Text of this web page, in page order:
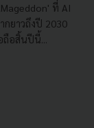
ที่ AI
กยาวถึงปี 2030
ถือสิ้นปีนี้...